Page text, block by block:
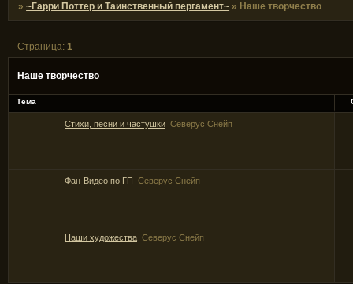
»~Гарри Поттер и Таинственный пергамент~ » Наше творчество
Наше творчество
Страница:1
Тема
Стихи, песни и частушки Северус Снейп
Фан-Видео по ГП Северус Снейп
Наши художества Северус Снейп